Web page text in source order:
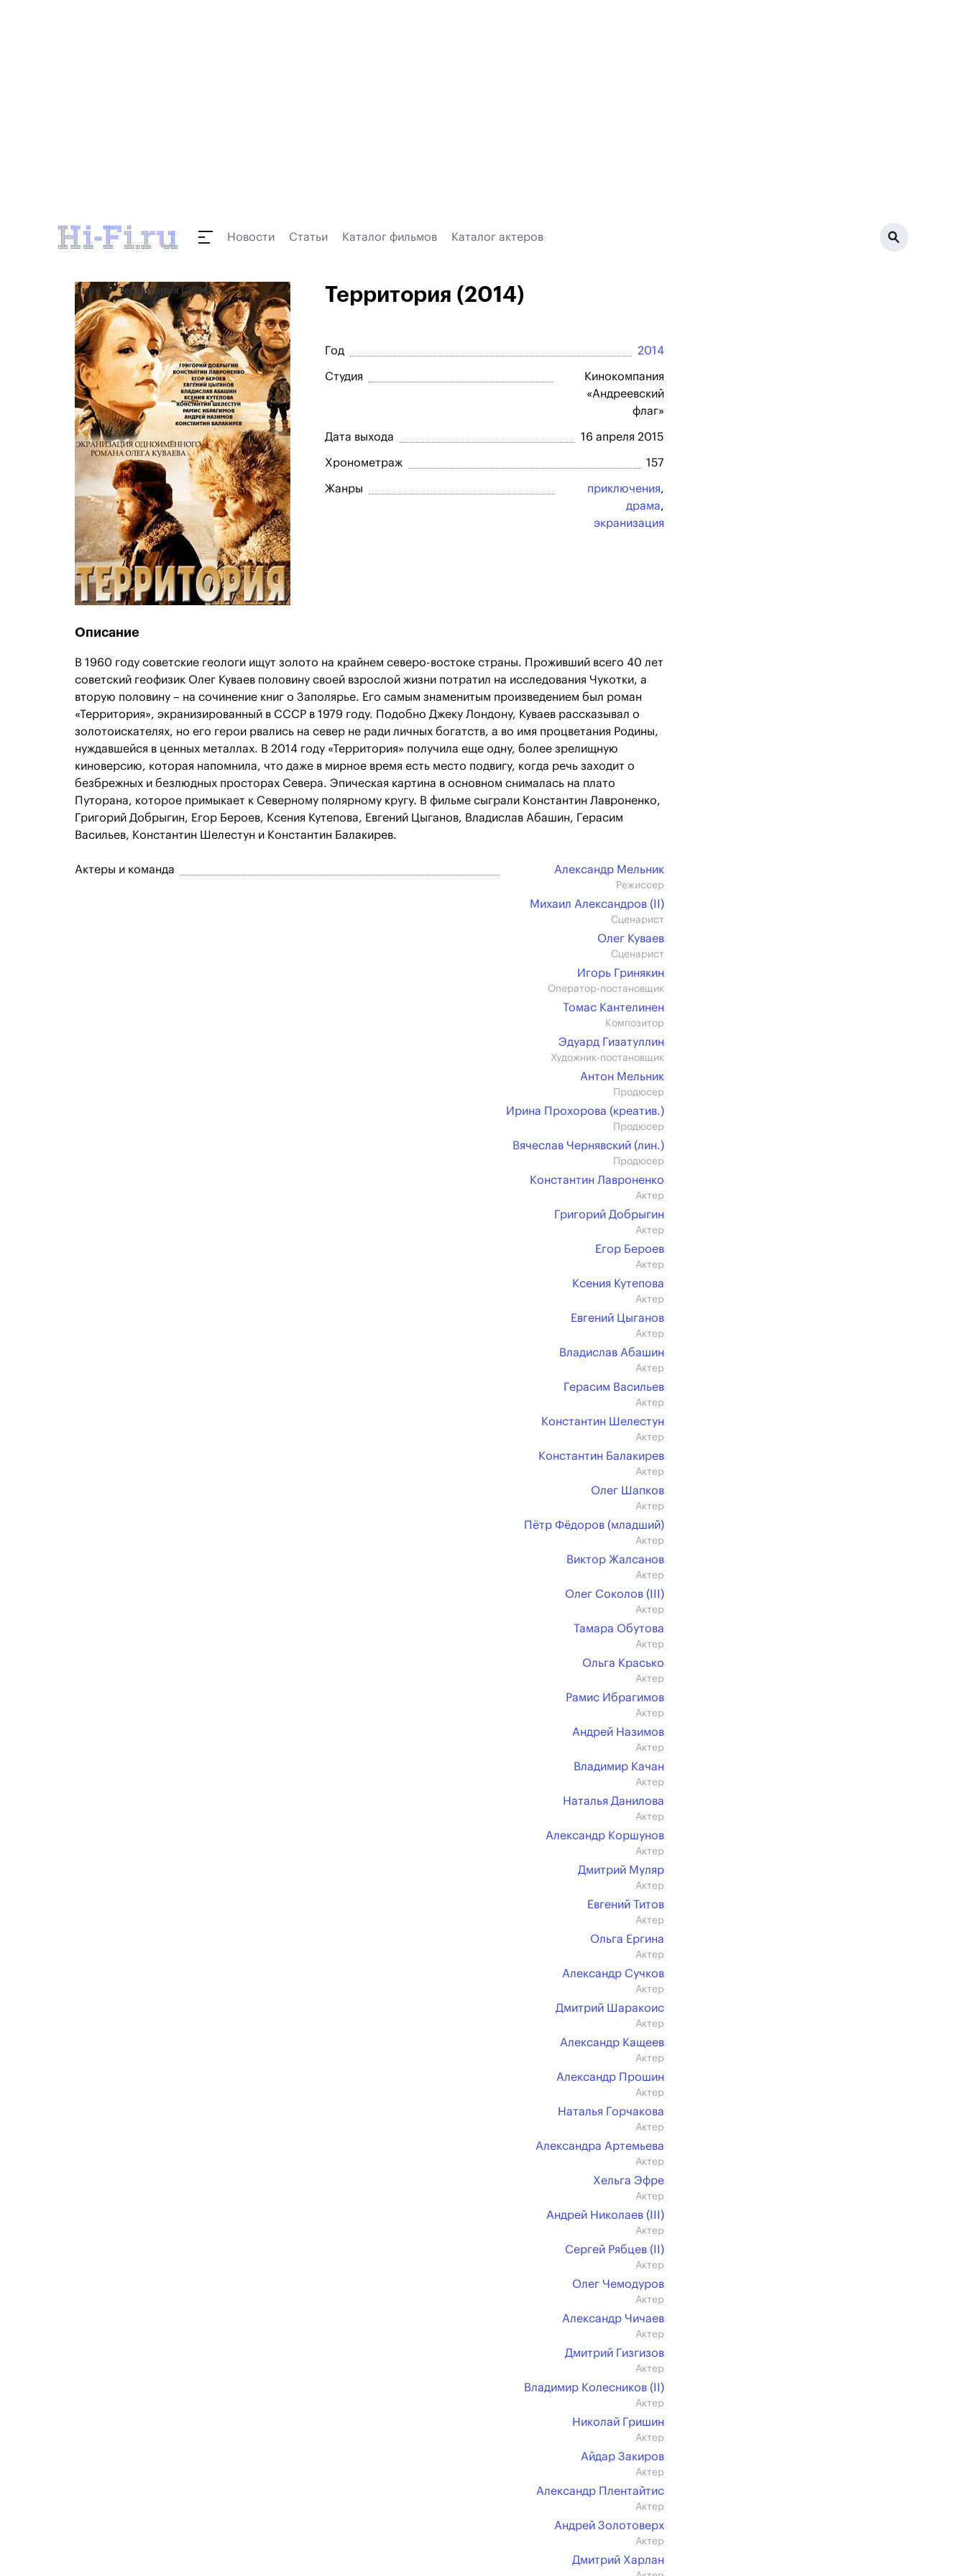
Новости Статьи Каталог фильмов Каталог актеров
Кино Территория (2014) Территория (2014)
Год 2014
Студия
Кинокомпания
«Андреевский
флаг»
Дата выхода 16 апреля 2015
Хронометраж 157
Жанры приключения,
драма,
экранизация
Описание
В 1960 году советские геологи ищут золото на крайнем северо-востоке страны. Проживший всего 40 лет
советский геофизик Олег Куваев половину своей взрослой жизни потратил на исследования Чукотки, а
вторую половину – на сочинение книг о Заполярье. Его самым знаменитым произведением был роман
«Территория», экранизированный в СССР в 1979 году. Подобно Джеку Лондону, Куваев рассказывал о
золотоискателях, но его герои рвались на север не ради личных богатств, а во имя процветания Родины,
нуждавшейся в ценных металлах. В 2014 году «Территория» получила еще одну, более зрелищную
киноверсию, которая напомнила, что даже в мирное время есть место подвигу, когда речь заходит о
безбрежных и безлюдных просторах Севера. Эпическая картина в основном снималась на плато
Путорана, которое примыкает к Северному полярному кругу. В фильме сыграли Константин Лавроненко,
Григорий Добрыгин, Егор Бероев, Ксения Кутепова, Евгений Цыганов, Владислав Абашин, Герасим
Васильев, Константин Шелестун и Константин Балакирев.
Актеры и команда Александр Мельник
Режиссер
Михаил Александров (II)
Сценарист
Олег Куваев
Сценарист
Игорь Гринякин
Оператор-постановщик
Томас Кантелинен
Композитор
Эдуард Гизатуллин
Художник-постановщик
Антон Мельник
Продюсер
Ирина Прохорова (креатив.)
Продюсер
Вячеслав Чернявский (лин.)
Продюсер
Константин Лавроненко
Актер
Григорий Добрыгин
Актер
Егор Бероев
Актер
Ксения Кутепова
Актер
Евгений Цыганов
Актер
Владислав Абашин
Актер
Герасим Васильев
Актер
Константин Шелестун
Актер
Константин Балакирев
Актер
Олег Шапков
Актер
Пётр Фёдоров (младший)
Актер
Виктор Жалсанов
Актер
Олег Соколов (III)
Актер
Тамара Обутова
Актер
Ольга Красько
Актер
Рамис Ибрагимов
Актер
Андрей Назимов
Актер
Владимир Качан
Актер
Наталья Данилова
Актер
Александр Коршунов
Актер
Дмитрий Муляр
Актер
Евгений Титов
Актер
Ольга Ергина
Актер
Александр Сучков
Актер
Дмитрий Шаракоис
Актер
Александр Кащеев
Актер
Александр Прошин
Актер
Наталья Горчакова
Актер
Александра Артемьева
Актер
Хельга Эфре
Актер
Андрей Николаев (III)
Актер
Сергей Рябцев (II)
Актер
Олег Чемодуров
Актер
Александр Чичаев
Актер
Дмитрий Гизгизов
Актер
Владимир Колесников (II)
Актер
Николай Гришин
Актер
Айдар Закиров
Актер
Александр Плентайтис
Актер
Андрей Золотоверх
Актер
Дмитрий Харлан